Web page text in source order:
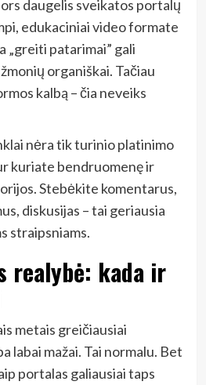
daugelis sveikatos portalų
edukaciniai video formate
„greiti patarimai” gali
organiškai. Tačiau
kalbą – čia neveiks
nėra tik turinio platinimo
kuriate bendruomenę ir
Stebėkite komentarus,
diskusijas – tai geriausia
straipsniams.
realybė: kada ir
metais greičiausiai
labai mažai. Tai normalu. Bet
portalas galiausiai taps